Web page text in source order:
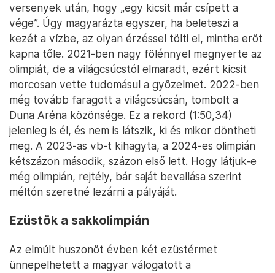
versenyek után, hogy „egy kicsit már csípett a
vége”. Úgy magyarázta egyszer, ha beleteszi a
kezét a vízbe, az olyan érzéssel tölti el, mintha erőt
kapna tőle. 2021-ben nagy fölénnyel megnyerte az
olimpiát, de a világcsúcstól elmaradt, ezért kicsit
morcosan vette tudomásul a győzelmet. 2022-ben
még tovább faragott a világcsúcsán, tombolt a
Duna Aréna közönsége. Ez a rekord (1:50,34)
jelenleg is él, és nem is látszik, ki és mikor döntheti
meg. A 2023-as vb-t kihagyta, a 2024-es olimpián
kétszázon második, százon első lett. Hogy látjuk-e
még olimpián, rejtély, bár saját bevallása szerint
méltón szeretné lezárni a pályáját.
Ezüstök a sakkolimpián
Az elmúlt huszonöt évben két ezüstérmet
ünnepelhetett a magyar válogatott a